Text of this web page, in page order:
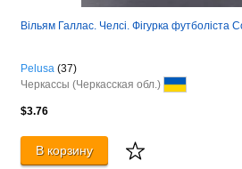
Вільям Галлас. Челсі. Фігурка футболіста
Pelusa (37)
Черкассы (Черкасская обл.)
$3.76
В корзину